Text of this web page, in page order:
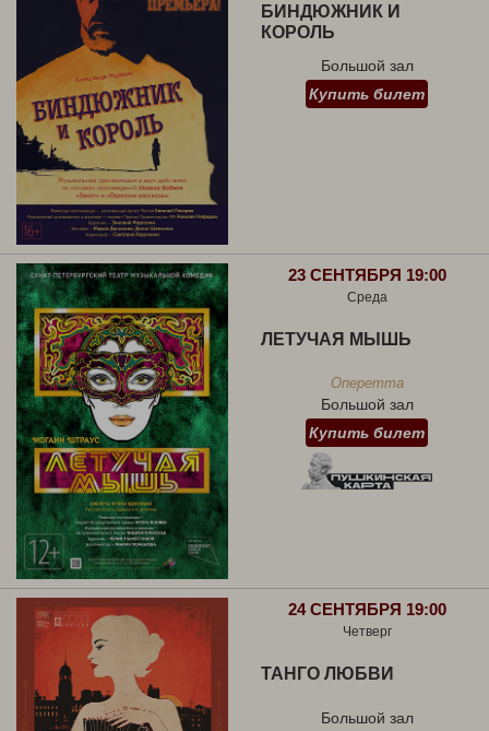
БИНДЮЖНИК И
КОРОЛЬ
Большой зал
Купить билет
23 СЕНТЯБРЯ 19:00
Среда
ЛЕТУЧАЯ МЫШЬ
Оперетта
Большой зал
Купить билет
24 СЕНТЯБРЯ 19:00
Четверг
ТАНГО ЛЮБВИ
Большой зал